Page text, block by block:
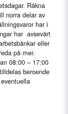
Räkna
norra delar av
har i
har avsevärt
eller
på mer.
08:00 – 17:00
beroende